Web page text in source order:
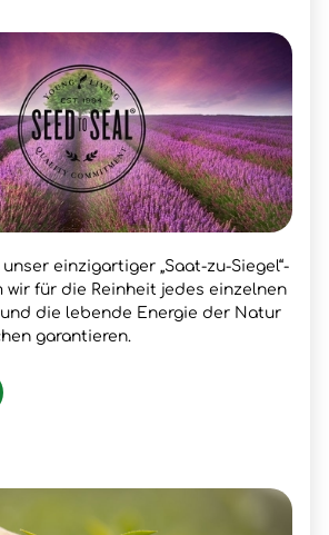
einzigartiger „Saat-zu-Siegel“-
wir für die Reinheit jedes einzelnen
die lebende Energie der Natur
garantieren.